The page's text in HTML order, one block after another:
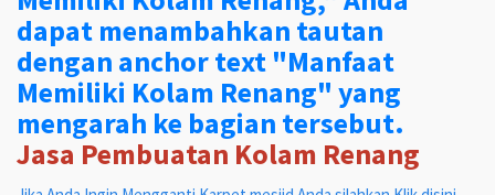
dapat menambahkan tautan
dengan anchor text "Manfaat
Memiliki Kolam Renang" yang
mengarah ke bagian tersebut.
Jasa Pembuatan Kolam Renang